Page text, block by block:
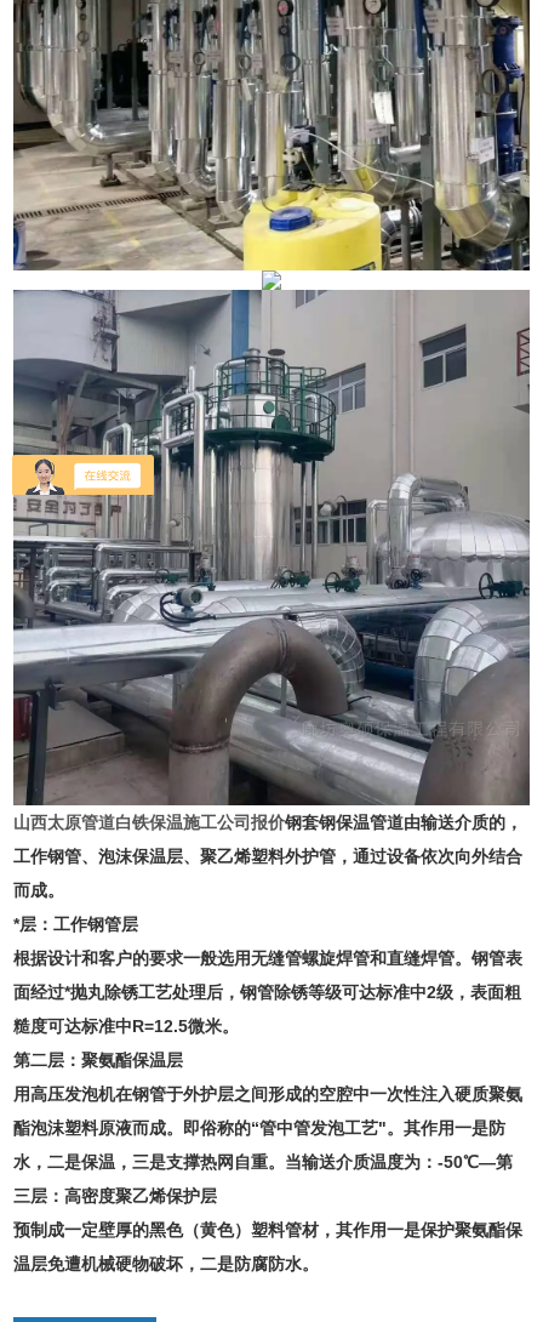
山西太原管道白铁保温施工公司报价钢套钢保温管道由输送介质的，
工作钢管、泡沫保温层、聚乙烯塑料外护管，通过设备依次向外结合
而成。
*层：工作钢管层
根据设计和客户的要求一般选用无缝管螺旋焊管和直缝焊管。钢管表
面经过*抛丸除锈工艺处理后，钢管除锈等级可达标准中2级，表面粗
糙度可达标准中R=12.5微米。
第二层：聚氨酯保温层
用高压发泡机在钢管于外护层之间形成的空腔中一次性注入硬质聚氨
酯泡沫塑料原液而成。即俗称的“管中管发泡工艺"。其作用一是防
水，二是保温，三是支撑热网自重。当输送介质温度为：-50℃—第
三层：高密度聚乙烯保护层
预制成一定壁厚的黑色（黄色）塑料管材，其作用一是保护聚氨酯保
温层免遭机械硬物破坏，二是防腐防水。